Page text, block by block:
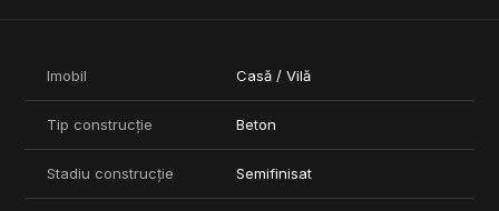
Imobil Casă / Vilă
Tip construcție Beton
Stadiu construcție Semifinisat